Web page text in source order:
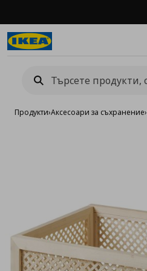
Продукти›Аксесоари за съхранение›